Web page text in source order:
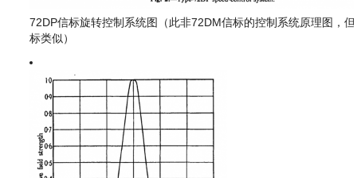
72DP信标旋转控制系统图（此非72DM信标的控制系统原理图，
标类似）